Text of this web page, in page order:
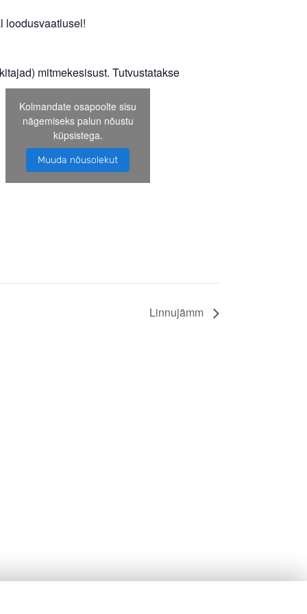
loodusvaatlusel!
mitmekesisust. Tutvustatakse
Kolmandate osapoolte sisu
nägemiseks palun nõustu
küpsistega.
Muuda nõusolekut
Linnujämm